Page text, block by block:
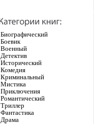
Биографический
Боевик
Военный
Детектив
Исторический
Комедия
Криминальный
Мистика
Приключения
Романтический
Триллер
Фантастика
Драма